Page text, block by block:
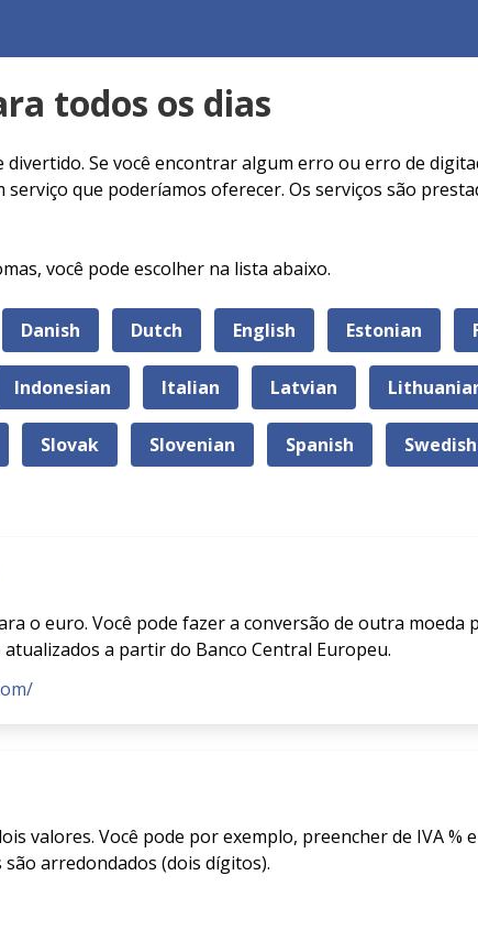
todos os dias
Se você encontrar algum erro ou erro de
que poderíamos oferecer. Os serviços são
você pode escolher na lista abaixo.
Danish Dutch English Estonian
Indonesian Italian Latvian
Slovak Slovenian Spanish Swedish
o euro. Você pode fazer a conversão de outra
atualizados a partir do Banco Central Europeu.
valores. Você pode por exemplo, preencher de IVA %
arredondados (dois dígitos).